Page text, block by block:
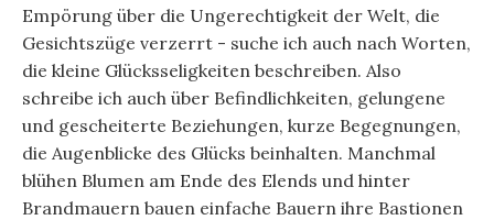
Empörung über die Ungerechtigkeit der Welt, die
Gesichtszüge verzerrt - suche ich auch nach Worten,
die kleine Glücksseligkeiten beschreiben. Also
schreibe ich auch über Befindlichkeiten, gelungene
und gescheiterte Beziehungen, kurze Begegnungen,
die Augenblicke des Glücks beinhalten. Manchmal
blühen Blumen am Ende des Elends und hinter
Brandmauern bauen einfache Bauern ihre Bastionen